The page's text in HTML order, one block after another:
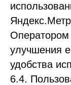
Оператором
улучшения
удобства
6.4.